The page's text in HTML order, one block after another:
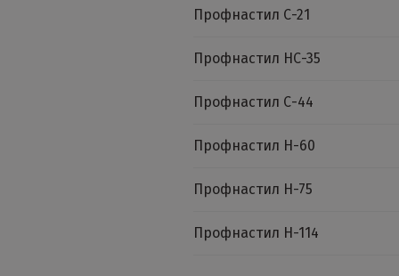
Профнастил С-21
Профнастил НС-35
Профнастил С-44
Профнастил Н-60
Профнастил Н-75
Профнастил Н-114